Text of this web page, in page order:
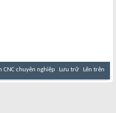
CNC chuyên nghiệp Lưu trữ Lên trên